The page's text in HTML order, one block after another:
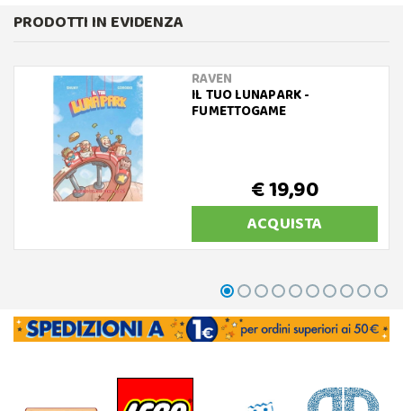
PRODOTTI IN EVIDENZA
RAVEN
IL TUO LUNAPARK -
FUMETTOGAME
€ 19,90
ACQUISTA